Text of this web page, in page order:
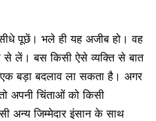
पूछें। भले ही यह अजीब हो। वह
से लें। बस किसी ऐसे व्यक्ति से बात
एक बड़ा बदलाव ला सकता है। अगर
अपनी चिंताओं को किसी
अन्य जिम्मेदार इंसान के साथ